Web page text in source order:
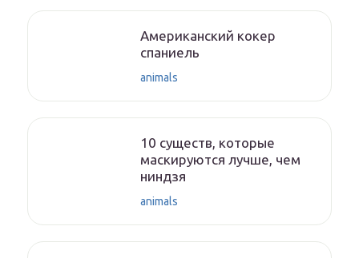
Американский кокер
спаниель
animals
10 существ, которые
маскируются лучше, чем
ниндзя
animals